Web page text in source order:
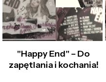
"Happy End" – Do
zapętlania i kochania!